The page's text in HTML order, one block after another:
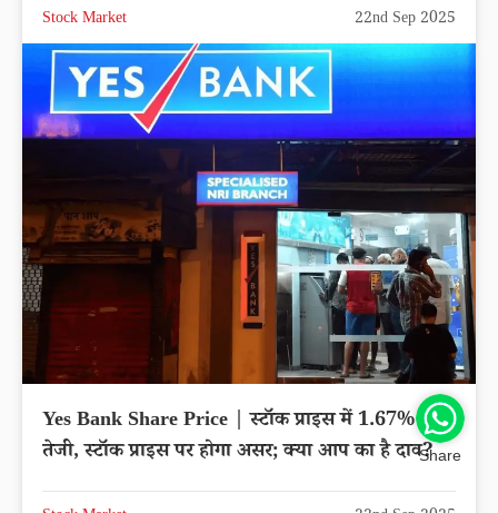
Stock Market 22nd Sep 2025
Yes Bank Share Price | स्टॉक प्राइस में 1.67% की
तेजी, स्टॉक प्राइस पर होगा असर; क्या आप का है दाव?Share